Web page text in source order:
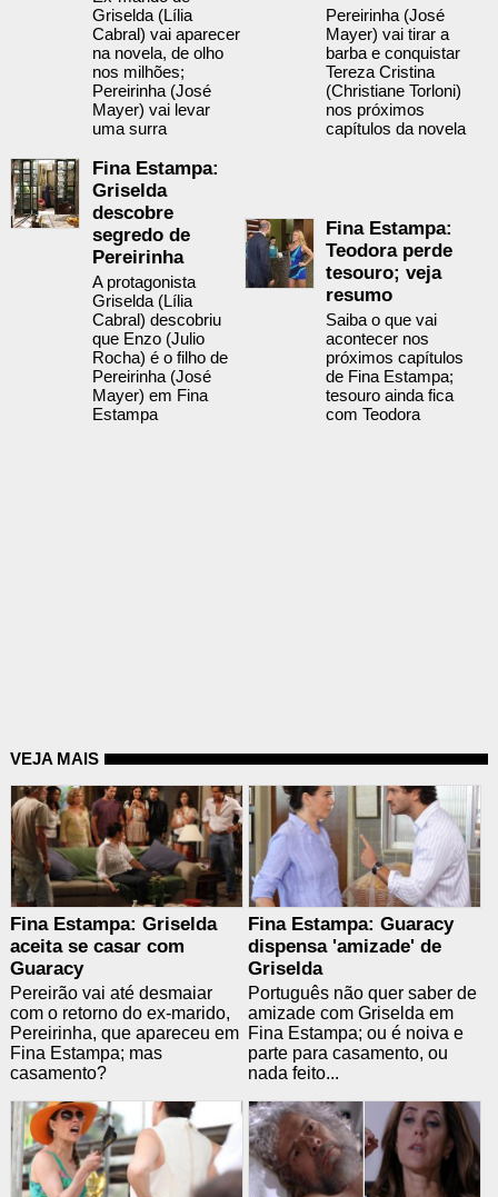
Griselda (Lília
Cabral) vai aparecer
na novela, de olho
nos milhões;
Pereirinha (José
Mayer) vai levar
uma surra
Pereirinha (José
Mayer) vai tirar a
barba e conquistar
Tereza Cristina
(Christiane Torloni)
nos próximos
capítulos da novela
Fina Estampa:
Griselda
descobre
segredo de
Pereirinha
A protagonista
Griselda (Lília
Cabral) descobriu
que Enzo (Julio
Rocha) é o filho de
Pereirinha (José
Mayer) em Fina
Estampa
Fina Estampa:
Teodora perde
tesouro; veja
resumo
Saiba o que vai
acontecer nos
próximos capítulos
de Fina Estampa;
tesouro ainda fica
com Teodora
VEJA MAIS
Fina Estampa: Griselda
aceita se casar com
Guaracy
Pereirão vai até desmaiar
com o retorno do ex-marido,
Pereirinha, que apareceu em
Fina Estampa; mas
casamento?
Fina Estampa: Guaracy
dispensa 'amizade' de
Griselda
Português não quer saber de
amizade com Griselda em
Fina Estampa; ou é noiva e
parte para casamento, ou
nada feito...